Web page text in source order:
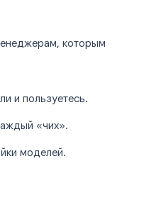
которым
и пользуетесь.
«чих».
моделей.